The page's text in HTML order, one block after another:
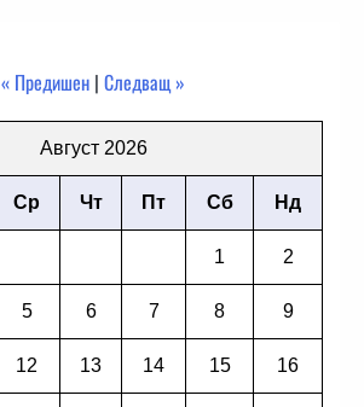
« Предишен | Следващ »
Август 2026
Ср Чт Пт Сб Нд
1 2
5 6 7 8 9
12 13 14 15 16